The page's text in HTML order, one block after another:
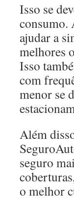
Isso se
consumo.
ajudar a
melhores
Isso
com
menor se
Além
seguro
o melhor